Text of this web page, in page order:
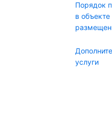
Порядок
в объекте
услуги